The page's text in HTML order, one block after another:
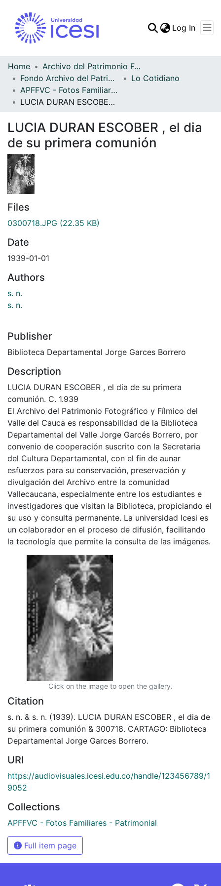
Statistics
Log In
Home
Archivo del Patrimonio Fotográfico y Fílmico del Valle del Cauca
Fondo Archivo del Patrimonio Fotográfico y Fílmico del Valle del Cauca
Lo Cotidiano
APFFVC - Fotos Familiares - Patrimonial
LUCIA DURAN ESCOBER , el dia de su primera comunión
LUCIA DURAN ESCOBER , el dia
de su primera comunión
Files
0300718.JPG (22.35 KB)
Date
1939-01-01
Authors
s. n.
s. n.
Publisher
Biblioteca Departamental Jorge Garces Borrero
Description
LUCIA DURAN ESCOBER , el dia de su primera
comunión. C. 1.939
El Archivo del Patrimonio Fotográfico y Fílmico del
Valle del Cauca es responsabilidad de la Biblioteca
Departamental del Valle Jorge Garcés Borrero, por
convenio de cooperación suscrito con la Secretaria
del Cultura Departamental, con el fin de aunar
esfuerzos para su conservación, preservación y
divulgación del Archivo entre la comunidad
Vallecaucana, especialmente entre los estudiantes e
investigadores que visitan la Biblioteca, propiciando el
su uso y consulta permanente. La universidad Icesi es
un colaborador en el proceso de difusión, facilitando
la tecnología que permite la consulta de las imágenes.
Click on the image to open the gallery.
Citation
s. n. & s. n. (1939). LUCIA DURAN ESCOBER , el dia de
su primera comunión & 300718. CARTAGO: Biblioteca
Departamental Jorge Garces Borrero.
URI
https://audiovisuales.icesi.edu.co/handle/123456789/1
9052
Collections
APFFVC - Fotos Familiares - Patrimonial
Full item page